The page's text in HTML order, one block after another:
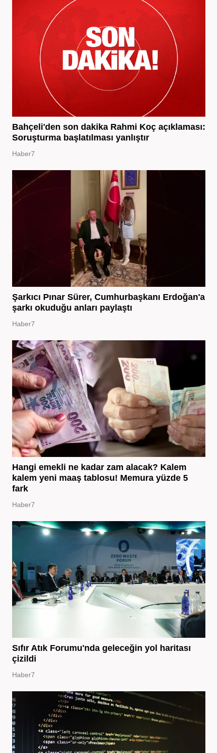
Bahçeli'den son dakika Rahmi Koç açıklaması:
Soruşturma başlatılması yanlıştır
Haber7
Şarkıcı Pınar Sürer, Cumhurbaşkanı Erdoğan'a
şarkı okuduğu anları paylaştı
Haber7
Hangi emekli ne kadar zam alacak? Kalem
kalem yeni maaş tablosu! Memura yüzde 5
fark
Haber7
Sıfır Atık Forumu'nda geleceğin yol haritası
çizildi
Haber7